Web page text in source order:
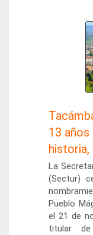
13
historia,
La
(Sectur)
Pueblo
el 21 de
titular de